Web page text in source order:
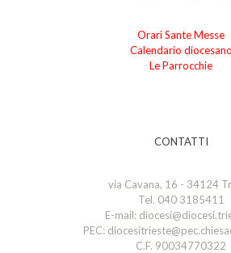
Orari Sante Messe
Calendario diocesano
Le Parrocchie
CONTATTI
via Cavana, 16 - 34124
Tel. 040 3185411
E-mail:
PEC:
C.F. 90034770322